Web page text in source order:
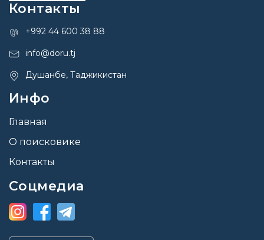
Контакты
+992 44 600 38 88
info@doru.tj
Душанбе, Таджикистан
Инфо
Главная
О поисковике
Контакты
Соцмедиа